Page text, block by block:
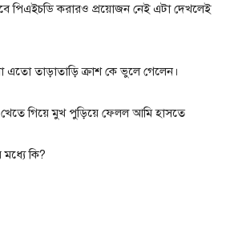
পিএইচডি করারও প্রয়োজন নেই এটা দেখলেই
তাড়াতাড়ি ক্রাশ কে ভুলে গেলেন।
গিয়ে মুখ পুড়িয়ে ফেলল আমি হাসতে
কি?